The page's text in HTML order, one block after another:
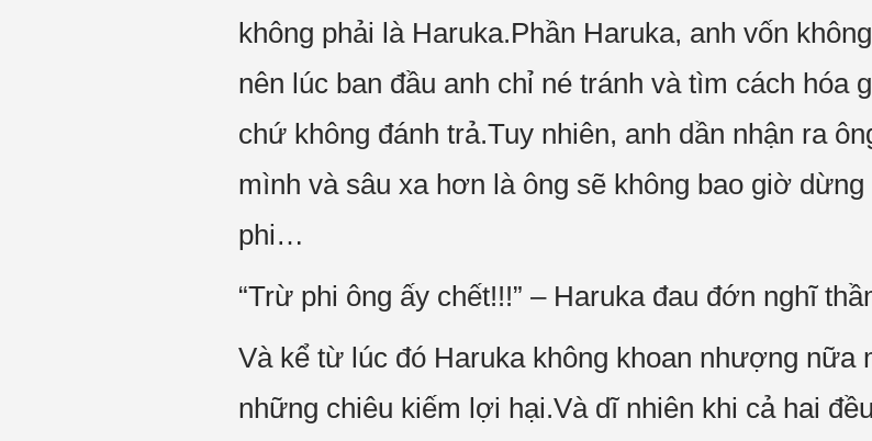
không phải là Haruka.Phần Haruka, anh vốn
nên lúc ban đầu anh chỉ né tránh và tìm cách hóa
chứ không đánh trả.Tuy nhiên, anh dần nhận ra
mình và sâu xa hơn là ông sẽ không bao giờ
phi…
“Trừ phi ông ấy chết!!!” – Haruka đau đớn nghĩ
Và kể từ lúc đó Haruka không khoan nhượng nữa
những chiêu kiếm lợi hại.Và dĩ nhiên khi cả hai